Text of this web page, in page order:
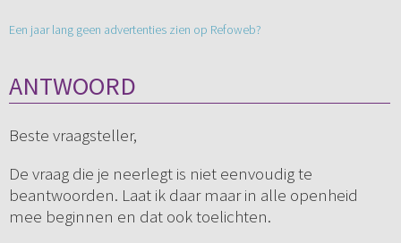
Een jaar lang geen advertenties zien op Refoweb?
ANTWOORD
Beste vraagsteller,
De vraag die je neerlegt is niet eenvoudig te
beantwoorden. Laat ik daar maar in alle openheid
mee beginnen en dat ook toelichten.